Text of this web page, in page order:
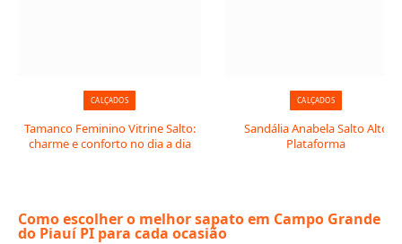
CALÇADOS
Tamanco Feminino Vitrine Salto:
charme e conforto no dia a dia
CALÇADOS
Sandália Anabela Salto Alto
Plataforma
Como escolher o melhor sapato em Campo Grande
do Piauí PI para cada ocasião